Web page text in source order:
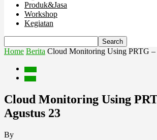
Produk&Jasa
Workshop
Kegiatan
Home Berita Cloud Monitoring Using PRTG –
Cloud Monitoring Using
Agustus 23
By